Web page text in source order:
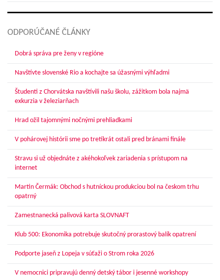
ODPORÚČANÉ ČLÁNKY
Dobrá správa pre ženy v regióne
Navštívte slovenské Rio a kochajte sa úžasnými výhľadmi
Študenti z Chorvátska navštívili našu školu, zážitkom bola najmä
exkurzia v železiarňach
Hrad ožil tajomnými nočnými prehliadkami
V pohárovej histórii sme po tretíkrát ostali pred bránami finále
Stravu si už objednáte z akéhokoľvek zariadenia s prístupom na
internet
Martin Čermák: Obchod s hutníckou produkciou bol na českom trhu
opatrný
Zamestnanecká palivová karta SLOVNAFT
Klub 500: Ekonomika potrebuje skutočný prorastový balík opatrení
Podporte jaseň z Lopeja v súťaži o Strom roka 2026
V nemocnici pripravujú denný detský tábor i jesenné workshopy